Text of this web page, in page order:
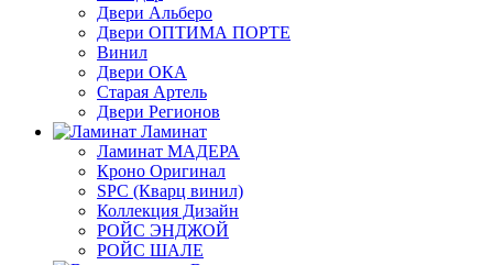
Двери Альберо
Двери ОПТИМА ПОРТЕ
Винил
Двери ОКА
Старая Артель
Двери Регионов
Ламинат
Ламинат МАДЕРА
Кроно Оригинал
SPC (Кварц винил)
Коллекция Дизайн
РОЙС ЭНДЖОЙ
РОЙС ШАЛЕ